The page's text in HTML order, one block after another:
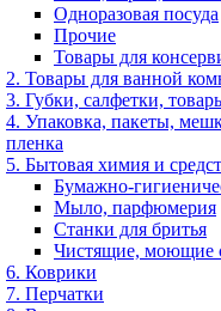
Одноразовая посуда
Прочие
Товары для
2. Товары для ванной
3. Губки, салфетки,
4. Упаковка, пакеты,
пленка
5. Бытовая химия и
Бумажно-
Мыло, парфюмерия
Станки для бритья
Чистящие, моющие
6. Коврики
7. Перчатки